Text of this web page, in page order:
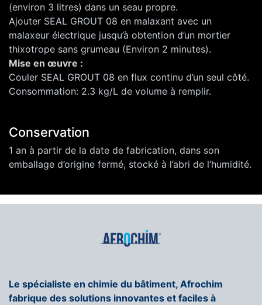
(environ 3 litres) dans un seau propre.
Ajouter SEAL GROUT 08 en malaxant avec un
malaxeur électrique jusqu’à obtention d’un mortier
thixotrope sans grumeau (Environ 2 minutes).
Mise en œuvre :
Couler SEAL GROUT 08 en flux continu d’un seul côté.
Consommation: 2.3 kg/L de volume à remplir.
Conservation
1 an à partir de la date de fabrication, dans son
emballage d’origine fermé, stocké à l’abri de l’humidité.
Le spécialiste en chimie du bâtiment, Afrochim
fabrique des solutions innovantes et faciles à